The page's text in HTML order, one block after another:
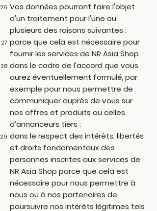
Vos données pourront faire l'objet
d'un traitement pour l'une ou
plusieurs des raisons suivantes :
parce que cela est nécessaire pour
fournir les services de NR Asia Shop.
dans le cadre de l'accord que vous
aurez éventuellement formulé, par
exemple pour nous permettre de
communiquer auprès de vous sur
nos offres et produits ou celles
d’annonceurs tiers ;
dans le respect des intérêts, libertés
et droits fondamentaux des
personnes inscrites aux services de
NR Asia Shop parce que cela est
nécessaire pour nous permettre à
nous ou à nos partenaires de
poursuivre nos intérêts légitimes tels